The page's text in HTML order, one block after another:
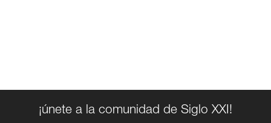
¡únete a la comunidad de Siglo XXI!